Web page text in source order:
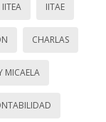
IITEA IITAE
CHARLAS
MICAELA